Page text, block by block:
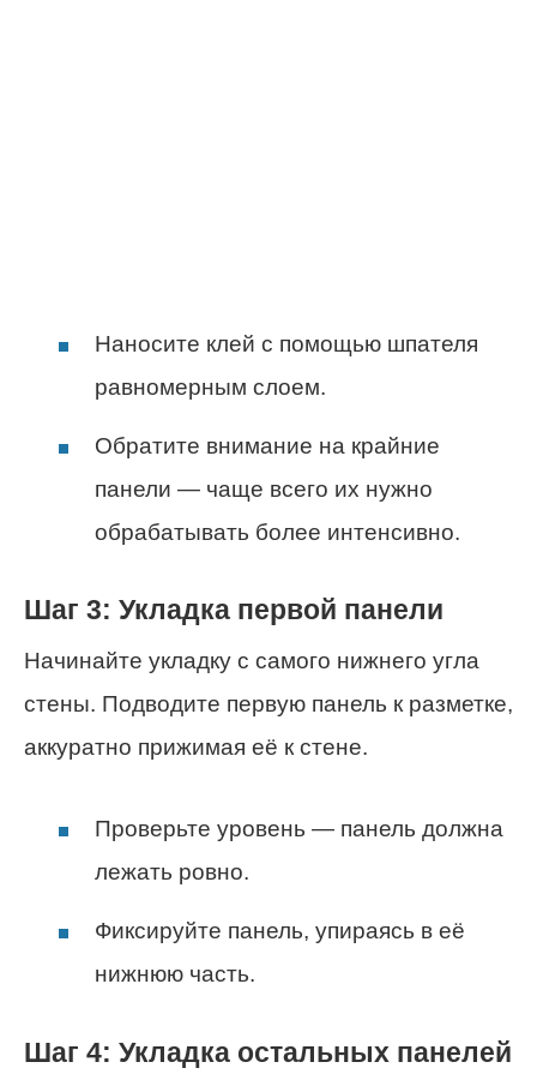
Наносите клей с помощью шпателя
равномерным слоем.
Обратите внимание на крайние
панели — чаще всего их нужно
обрабатывать более интенсивно.
Шаг 3: Укладка первой панели
Начинайте укладку с самого нижнего угла
стены. Подводите первую панель к разметке,
аккуратно прижимая её к стене.
Проверьте уровень — панель должна
лежать ровно.
Фиксируйте панель, упираясь в её
нижнюю часть.
Шаг 4: Укладка остальных панелей